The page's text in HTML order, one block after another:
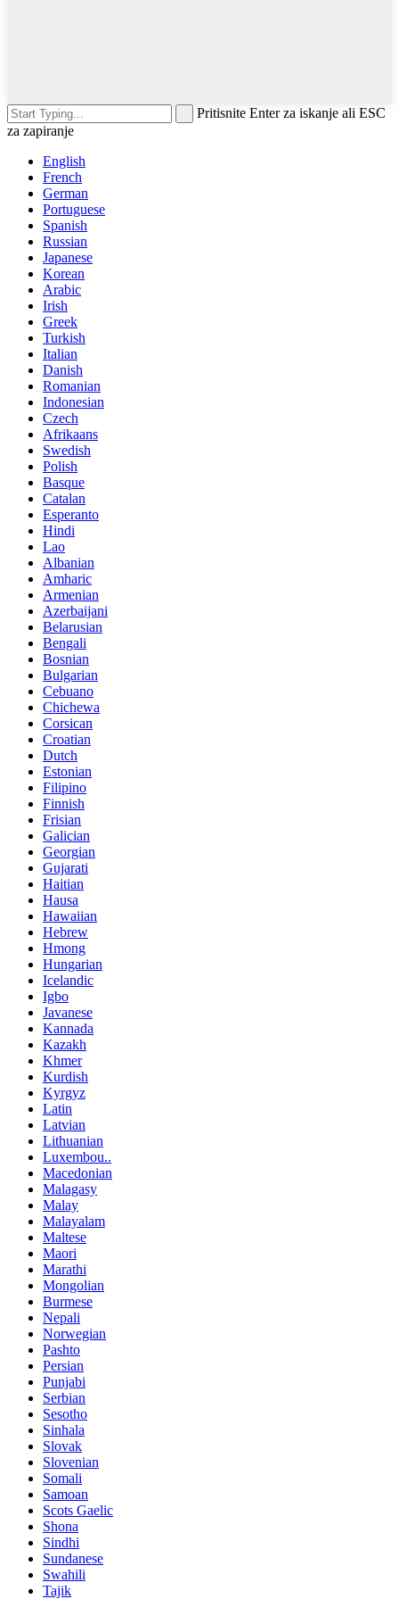
Pritisnite Enter za iskanje ali ESC
za zapiranje
English
French
German
Portuguese
Spanish
Russian
Japanese
Korean
Arabic
Irish
Greek
Turkish
Italian
Danish
Romanian
Indonesian
Czech
Afrikaans
Swedish
Polish
Basque
Catalan
Esperanto
Hindi
Lao
Albanian
Amharic
Armenian
Azerbaijani
Belarusian
Bengali
Bosnian
Bulgarian
Cebuano
Chichewa
Corsican
Croatian
Dutch
Estonian
Filipino
Finnish
Frisian
Galician
Georgian
Gujarati
Haitian
Hausa
Hawaiian
Hebrew
Hmong
Hungarian
Icelandic
Igbo
Javanese
Kannada
Kazakh
Khmer
Kurdish
Kyrgyz
Latin
Latvian
Lithuanian
Luxembou..
Macedonian
Malagasy
Malay
Malayalam
Maltese
Maori
Marathi
Mongolian
Burmese
Nepali
Norwegian
Pashto
Persian
Punjabi
Serbian
Sesotho
Sinhala
Slovak
Slovenian
Somali
Samoan
Scots Gaelic
Shona
Sindhi
Sundanese
Swahili
Tajik